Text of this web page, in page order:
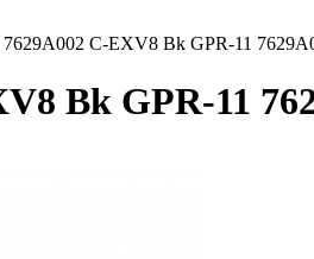
C-EXV8 Bk GPR-11
Bk GPR-11